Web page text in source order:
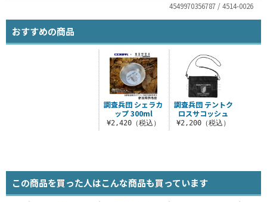
4549970356787 / 4514-0026
おすすめの商品
調査兵団 シェラカ
ップ 300ml
¥2,420（税込）
調査兵団 テントク
ロスサコッシュ
¥2,200（税込）
この商品を買った人はこんな商品も買っています